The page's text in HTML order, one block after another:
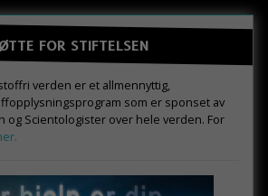
FOR STIFTELSEN
verden er et allmennyttig,
som er sponset av
og Scientologister over hele verden. For